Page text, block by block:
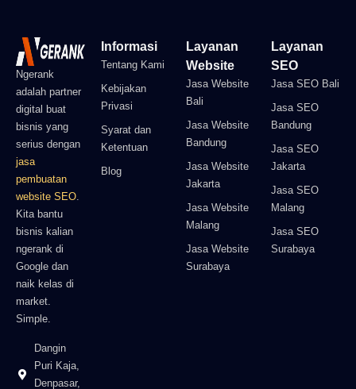
Ngerank
adalah partner
digital buat
bisnis yang
serius dengan
jasa
pembuatan
website SEO.
Kita bantu
bisnis kalian
ngerank di
Google dan
naik kelas di
market.
Simple.
Dangin
Puri Kaja,
Denpasar,
Informasi
Tentang Kami
Kebijakan
Privasi
Syarat dan
Ketentuan
Blog
Layanan
Website
Jasa Website
Bali
Jasa Website
Bandung
Jasa Website
Jakarta
Jasa Website
Malang
Jasa Website
Surabaya
Layanan
SEO
Jasa SEO Bali
Jasa SEO
Bandung
Jasa SEO
Jakarta
Jasa SEO
Malang
Jasa SEO
Surabaya